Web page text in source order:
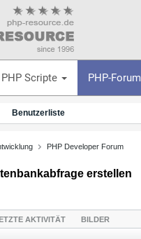
PHP Scripte PHP-Forum
Benutzerliste
PHP Developer Forum
erstellen
AKTIVITÄT BILDER